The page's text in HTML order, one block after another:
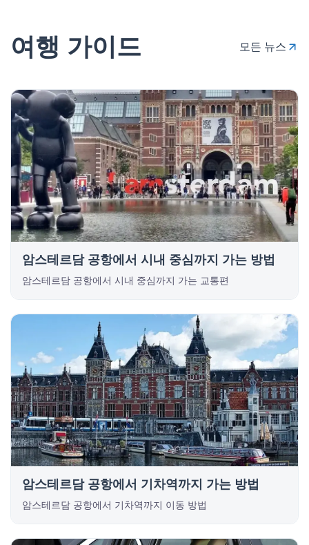
여행 가이드 모든 뉴스
암스테르담 공항에서 시내 중심까지 가는 방법
암스테르담 공항에서 시내 중심까지 가는 교통편
암스테르담 공항에서 기차역까지 가는 방법
암스테르담 공항에서 기차역까지 이동 방법